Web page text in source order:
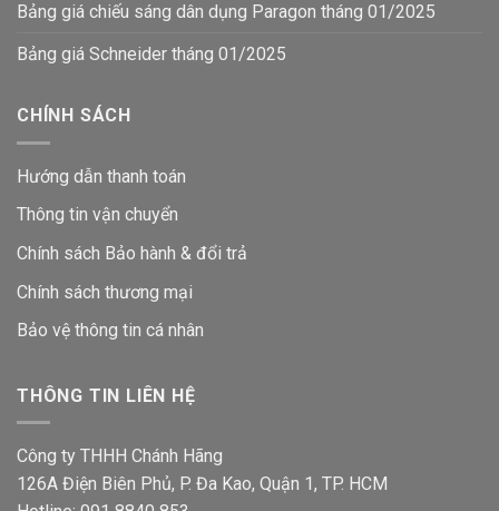
Bảng giá chiếu sáng dân dụng Paragon tháng 01/2025
Bảng giá Schneider tháng 01/2025
CHÍNH SÁCH
Hướng dẫn thanh toán
Thông tin vận chuyển
Chính sách Bảo hành & đổi trả
Chính sách thương mại
Bảo vệ thông tin cá nhân
THÔNG TIN LIÊN HỆ
Công ty THHH Chánh Hãng
126A Điện Biên Phủ, P. Đa Kao, Quận 1, TP. HCM